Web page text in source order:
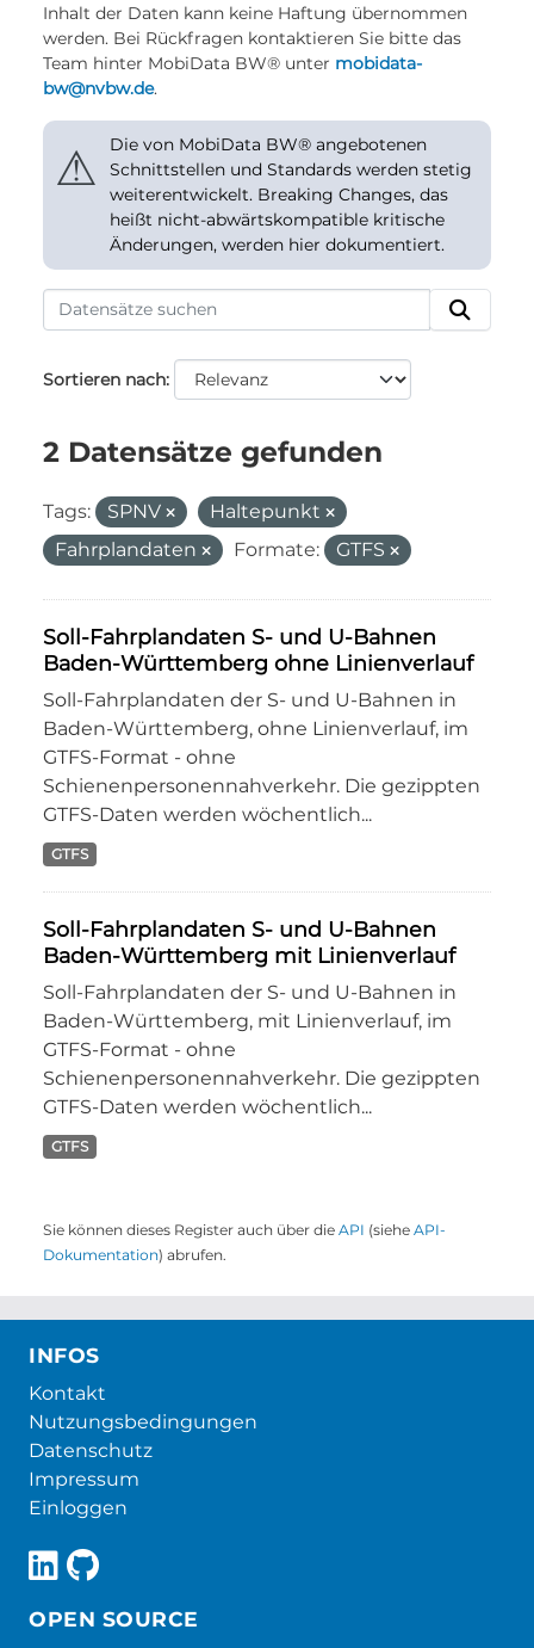
Inhalt der Daten kann keine Haftung übernommen
werden. Bei Rückfragen kontaktieren Sie bitte das
Team hinter MobiData BW® unter mobidata-
bw@nvbw.de.
⚠
Die von MobiData BW® angebotenen
Schnittstellen und Standards werden stetig
weiterentwickelt. Breaking Changes, das
heißt nicht-abwärtskompatible kritische
Änderungen, werden hier dokumentiert.
Sortieren nach
2 Datensätze gefunden
Tags: SPNV
Haltepunkt
Fahrplandaten
Formate: GTFS
Soll-Fahrplandaten S- und U-Bahnen
Baden-Württemberg ohne Linienverlauf
Soll-Fahrplandaten der S- und U-Bahnen in
Baden-Württemberg, ohne Linienverlauf, im
GTFS-Format - ohne
Schienenpersonennahverkehr. Die gezippten
GTFS-Daten werden wöchentlich...
GTFS
Soll-Fahrplandaten S- und U-Bahnen
Baden-Württemberg mit Linienverlauf
Soll-Fahrplandaten der S- und U-Bahnen in
Baden-Württemberg, mit Linienverlauf, im
GTFS-Format - ohne
Schienenpersonennahverkehr. Die gezippten
GTFS-Daten werden wöchentlich...
GTFS
Sie können dieses Register auch über die API (siehe API-
Dokumentation) abrufen.
INFOS
Kontakt
Nutzungsbedingungen
Datenschutz
Impressum
Einloggen
OPEN SOURCE